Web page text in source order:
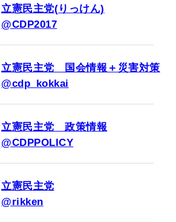
立憲民主党(りっけん)
@CDP2017
立憲民主党 国会情報＋災害対策
@cdp_kokkai
立憲民主党 政策情報
@CDPPOLICY
立憲民主党
@rikken